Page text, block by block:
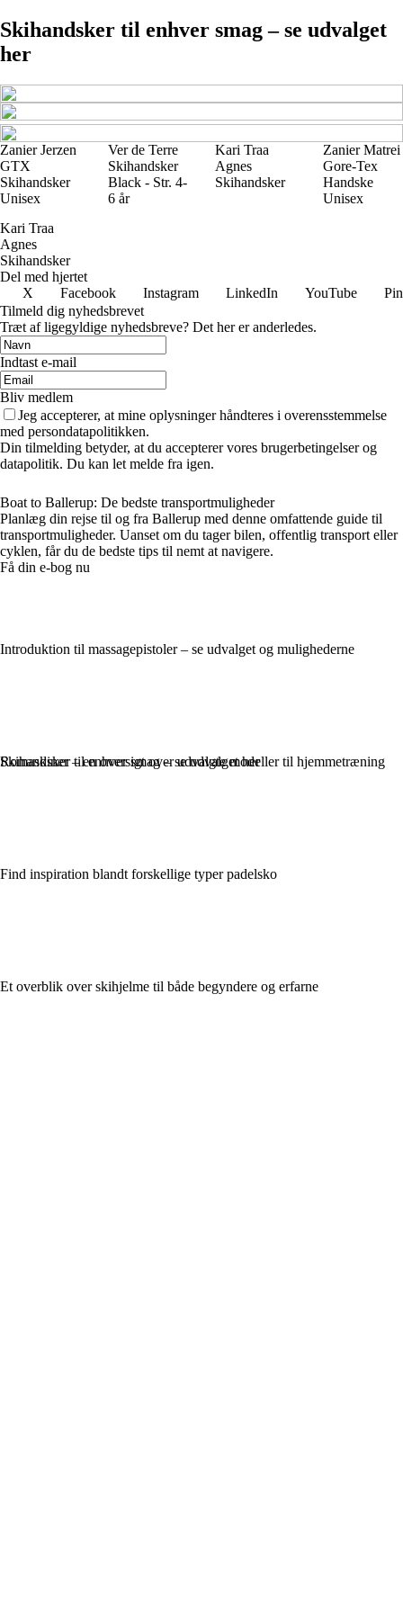
Skihandsker til enhver smag – se udvalget
her
Zanier Jerzen
GTX
Skihandsker
Unisex
Ver de Terre
Skihandsker
Black - Str. 4-
6 år
Kari Traa
Agnes
Skihandsker
Zanier Matrei
Gore-Tex
Handske
Unisex
Kari Traa
Agnes
Skihandsker
Del med hjertet
X
Facebook Instagram LinkedIn YouTube
Tilmeld dig nyhedsbrevet
Træt af ligegyldige nyhedsbreve? Det her er anderledes.
Indtast e-mail
Bliv medlem
Jeg accepterer, at mine oplysninger håndteres i overensstemmelse
med persondatapolitikken.
Din tilmelding betyder, at du accepterer vores brugerbetingelser og
datapolitik. Du kan let melde fra igen.
Boat to Ballerup: De bedste transportmuligheder
Planlæg din rejse til og fra Ballerup med denne omfattende guide til
transportmuligheder. Uanset om du tager bilen, offentlig transport eller
cyklen, får du de bedste tips til nemt at navigere.
Få din e-bog nu
Introduktion til massagepistoler – se udvalget og mulighederne
Romaskiner – en oversigt over udvalgte modeller til hjemmetræning
Find inspiration blandt forskellige typer padelsko
Et overblik over skihjelme til både begyndere og erfarne
Skihandsker til enhver smag – se udvalget her